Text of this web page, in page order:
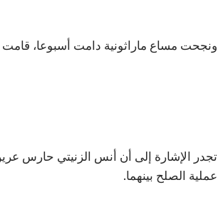
ونجحت مساع ماراثونية دامت أسبوعا، قامت
تجدر الإشارة إلى أن أنس الزنيتي حارس
عملية الصلح بينهما.